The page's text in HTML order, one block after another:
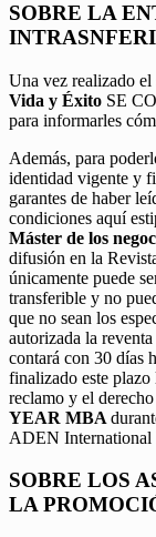
SOBRE LA
Una vez realizado el
Vida y Éxito SE
para informarles
Además, para
identidad vigente y
garantes de haber
condiciones aquí
Máster de los
difusión en la
únicamente puede
transferible y no
que no sean los
autorizada la
contará con 30 días
finalizado este plazo
reclamo y el
YEAR MBA
ADEN International
SOBRE LOS
LA